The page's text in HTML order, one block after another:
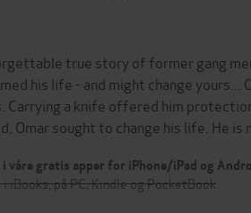
true story of former gang
his life - and might change yours...
Carrying a knife offered him
Omar sought to change his life. He is
i våre gratis apper for iPhone/iPad og
i iBooks, på PC, Kindle og PocketBook